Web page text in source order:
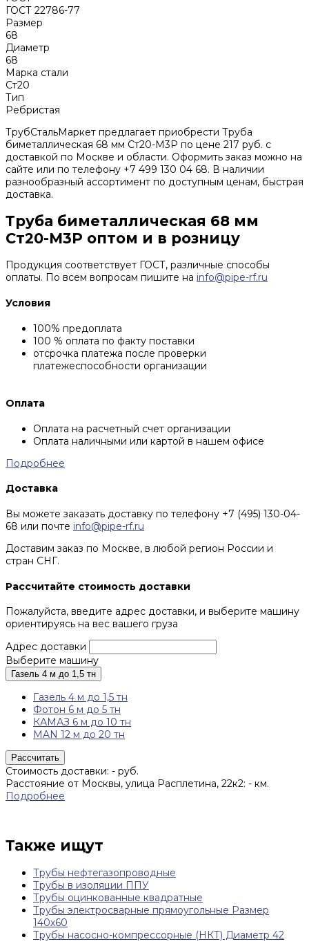
ГОСТ 22786-77
Размер
68
Диаметр
68
Марка стали
Ст20
Тип
Ребристая
ТрубСтальМаркет предлагает приобрести Труба
биметаллическая 68 мм Ст20-М3Р по цене 217 руб. с
доставкой по Москве и области. Оформить заказ можно на
сайте или по телефону +7 499 130 04 68. В наличии
разнообразный ассортимент по доступным ценам, быстрая
доставка.
Труба биметаллическая 68 мм
Ст20-М3Р оптом и в розницу
Продукция соответствует ГОСТ, различные способы
оплаты. По всем вопросам пишите на info@pipe-rf.ru
Условия
100% предоплата
100 % оплата по факту поставки
отсрочка платежа после проверки
платежеспособности организации
Оплата
Оплата на расчетный счет организации
Оплата наличными или картой в нашем офисе
Подробнее
Доставка
Вы можете заказать доставку по телефону +7 (495) 130-04-
68 или почте info@pipe-rf.ru
Доставим заказ по Москве, в любой регион России и
стран СНГ.
Рассчитайте стоимость доставки
Пожалуйста, введите адрес доставки, и выберите машину
ориентируясь на вес вашего груза
Адрес доставки
Выберите машину
Газель 4 м до 1,5 тн
Газель 4 м до 1,5 тн
Фотон 6 м до 5 тн
КАМАЗ 6 м до 10 тн
MAN 12 м до 20 тн
Рассчитать
Стоимость доставки: - руб.
Расстояние от Москвы, улица Расплетина, 22к2: - км.
Подробнее
Также ищут
Трубы нефтегазопроводные
Трубы в изоляции ППУ
Трубы оцинкованные квадратные
Трубы электросварные прямоугольные Размер
140х60
Трубы насосно-компрессорные (НКТ) Диаметр 42